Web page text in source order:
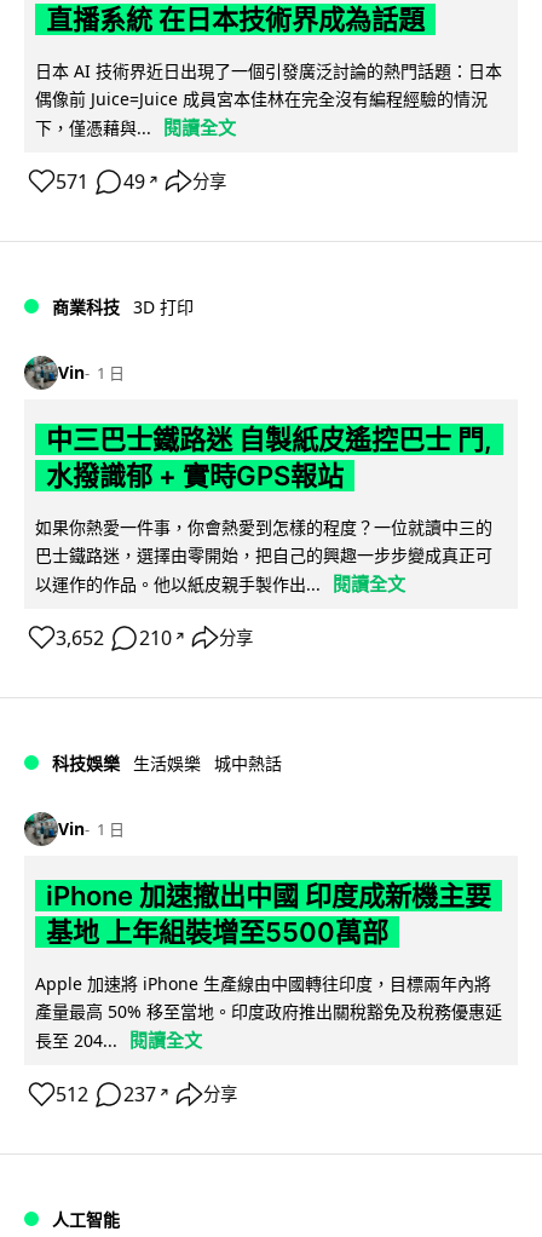
直播系統 在日本技術界成為話題
日本 AI 技術界近日出現了一個引發廣泛討論的熱門話題：日本
偶像前 Juice=Juice 成員宮本佳林在完全沒有編程經驗的情況
下，僅憑藉與...
閱讀全文
571 49 ↗ 分享
商業科技 3D 打印
Vin 1 日
中三巴士鐵路迷 自製紙皮遙控巴士 門,
水撥識郁 + 實時GPS報站
如果你熱愛一件事，你會熱愛到怎樣的程度？一位就讀中三的
巴士鐵路迷，選擇由零開始，把自己的興趣一步步變成真正可
以運作的作品。他以紙皮親手製作出...
閱讀全文
3,652 210 ↗ 分享
科技娛樂 生活娛樂 城中熱話
Vin 1 日
iPhone 加速撤出中國 印度成新機主要
基地 上年組裝增至5500萬部
Apple 加速將 iPhone 生產線由中國轉往印度，目標兩年內將
產量最高 50% 移至當地。印度政府推出關稅豁免及稅務優惠延
長至 204...
閱讀全文
512 237 ↗ 分享
人工智能